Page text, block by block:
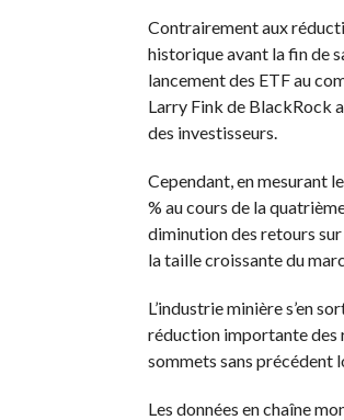
Contrairement aux
historique avant la fin de
lancement des ETF au
Larry Fink de BlackRock
des investisseurs.
Cependant, en mesurant
% au cours de la
diminution des retours
la taille croissante du
L’industrie minière s’en
réduction importante des
sommets sans précédent
Les données en chaîne